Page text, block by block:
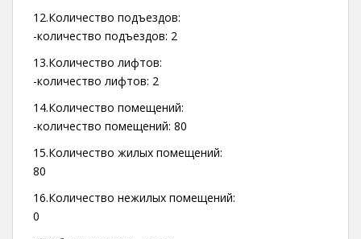
12.Количество подъездов:
-количество подъездов: 2
13.Количество лифтов:
-количество лифтов: 2
14.Количество помещений:
-количество помещений: 80
15.Количество жилых помещений:
80
16.Количество нежилых помещений:
0